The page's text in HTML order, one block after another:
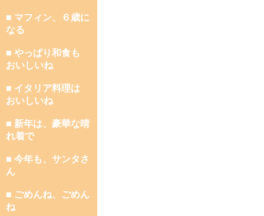
■ マフィン、６歳に
なる
■ やっぱり和食も
おいしいね
■ イタリア料理は
おいしいね
■ 新年は、豪華な晴
れ着で
■ 今年も、サンタさ
ん
■ ごめんね、ごめん
ね